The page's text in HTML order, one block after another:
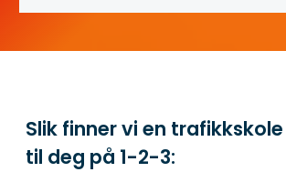
Slik finner vi en trafikkskole
til deg på 1-2-3: